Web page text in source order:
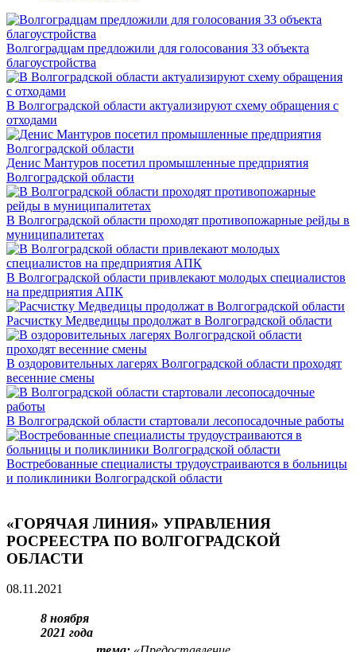
Волгоградцам предложили для голосования 33 объекта
благоустройства
В Волгоградской области актуализируют схему обращения с
отходами
Денис Мантуров посетил промышленные предприятия
Волгоградской области
В Волгоградской области проходят противопожарные рейды в
муниципалитетах
В Волгоградской области привлекают молодых специалистов
на предприятия АПК
Расчистку Медведицы продолжат в Волгоградской области
В оздоровительных лагерях Волгоградской области проходят
весенние смены
В Волгоградской области стартовали лесопосадочные работы
Востребованные специалисты трудоустраиваются в больницы
и поликлиники Волгоградской области
«ГОРЯЧАЯ ЛИНИЯ» УПРАВЛЕНИЯ
РОСРЕЕСТРА ПО ВОЛГОГРАДСКОЙ
ОБЛАСТИ
08.11.2021
8 ноября
2021 года